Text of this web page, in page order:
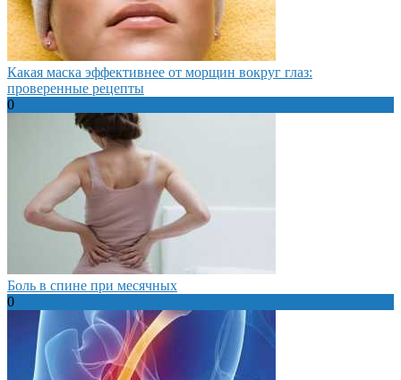
Какая маска эффективнее от морщин вокруг глаз:
проверенные рецепты
0
Боль в спине при месячных
0